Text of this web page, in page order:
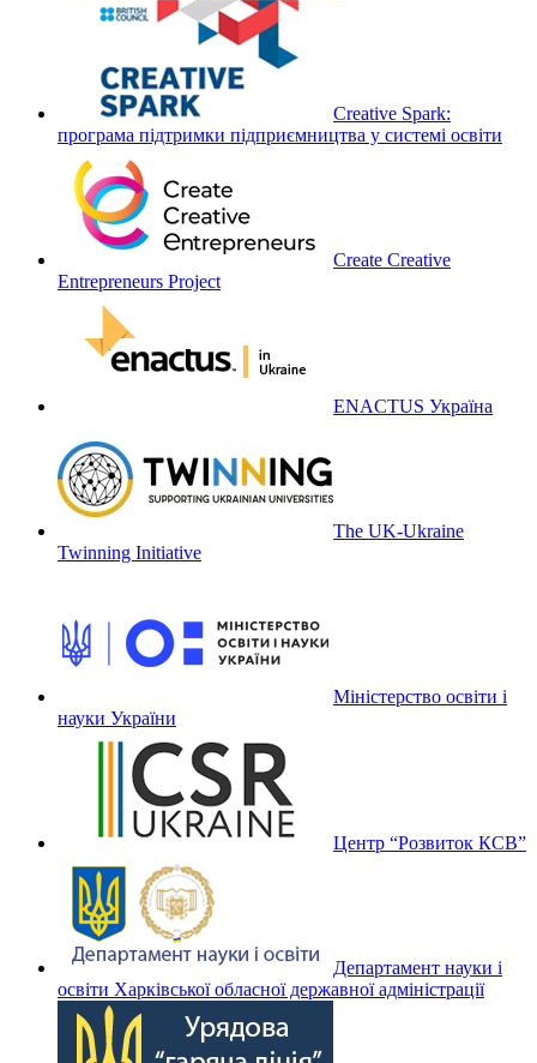
Creative Spark:
програма підтримки підприємництва у системі освіти
Create Creative
Entrepreneurs Project
ENACTUS Україна
The UK-Ukraine
Twinning Initiative
Міністерство освіти і
науки України
Центр “Розвиток КСВ”
Департамент науки і
освіти Харківської обласної державної адміністрації